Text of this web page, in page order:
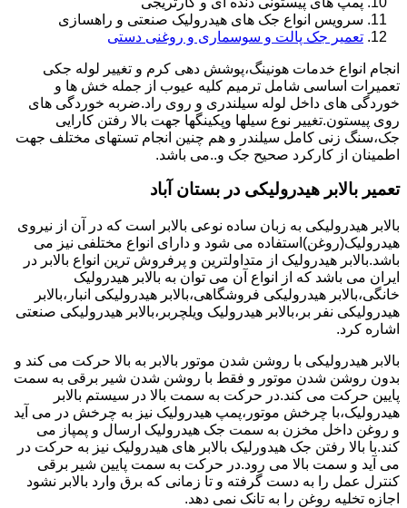
سرویس انواع جک های هیدرولیک صنعتی و راهسازی
تعمیر جک پالت و سوسماری و روغنی دستی
انجام انواع خدمات هونینگ،پوشش دهی کرم و تغییر لوله جکی
تعمیرات اساسی شامل ترمیم کلیه عیوب از جمله خش ها و
خوردگی های داخل لوله سیلندری و روی راد.ضربه خوردگی های
روی پیستون.تغییر نوع سیلها وپکینگها جهت بالا رفتن کارایی
جک،سنگ زنی کامل سیلندر و هم چنین انجام تستهای مختلف جهت
اطمینان از کارکرد صحیح جک و..می باشد.
تعمیر بالابر هیدرولیکی در بستان آباد
بالابر هیدرولیکی به زبان ساده نوعی بالابر است که در آن از نیروی
هیدرولیک(روغن)استفاده می شود و دارای انواع مختلفی نیز می
باشد.بالابر هیدرولیک از متداولترین و پرفروش ترین انواع بالابر در
ایران می باشد که از انواع آن می توان به بالابر هیدرولیک
خانگی،بالابر هیدرولیکی فروشگاهی،بالابر هیدرولیکی انبار،بالابر
هیدرولیکی نفر بر،بالابر هیدرولیک ویلچربر،بالابر هیدرولیکی صنعتی
اشاره کرد.
بالابر هیدرولیکی با روشن شدن موتور بالابر به بالا حرکت می کند و
بدون روشن شدن موتور و فقط با روشن شدن شیر برقی به سمت
پایین حرکت می کند.در حرکت به سمت بالا در سیستم بالابر
هیدرولیک،با چرخش موتور،پمپ هیدرولیک نیز به چرخش در می آید
و روغن داخل مخزن به سمت جک هیدرولیک ارسال و پمپاز می
کند.با بالا رفتن جک هیدورلیک بالابر های هیدرولیک نیز به حرکت در
می آید و سمت بالا می رود.در حرکت به سمت پایین شیر برقی
کنترل عمل را به دست گرفته و تا زمانی که برق وارد بالابر نشود
اجازه تخلیه روغن را به تانک نمی دهد.